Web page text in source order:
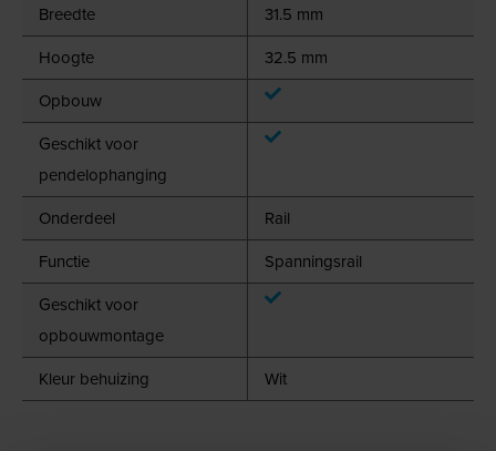
Breedte
31.5 mm
Hoogte
32.5 mm
Opbouw
Geschikt voor
pendelophanging
Onderdeel
Rail
Functie
Spanningsrail
Geschikt voor
opbouwmontage
Kleur behuizing
Wit